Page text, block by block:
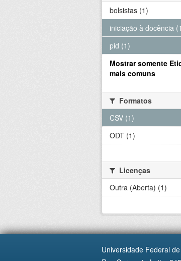
bolsistas (1)
iniciação à docência
pid (1)
Mostrar somente
mais comuns
Formatos
CSV (1)
ODT (1)
Licenças
Outra (Aberta) (1)
Universidade Federal